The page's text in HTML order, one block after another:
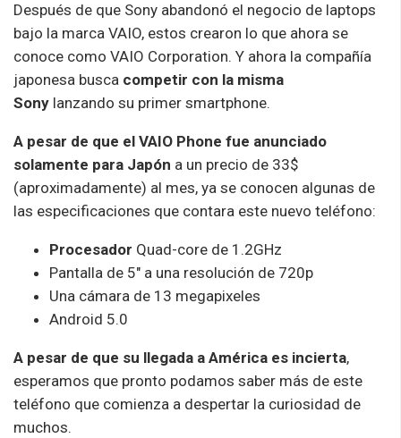
Después de que Sony abandonó el negocio de laptops
bajo la marca VAIO, estos crearon lo que ahora se
conoce como VAIO Corporation. Y ahora la compañía
japonesa busca competir con la misma
Sony lanzando su primer smartphone.
A pesar de que el VAIO Phone fue anunciado
solamente para Japón a un precio de 33$
(aproximadamente) al mes, ya se conocen algunas de
las especificaciones que contara este nuevo teléfono:
Procesador Quad-core de 1.2GHz
Pantalla de 5″ a una resolución de 720p
Una cámara de 13 megapixeles
Android 5.0
A pesar de que su llegada a América es incierta,
esperamos que pronto podamos saber más de este
teléfono que comienza a despertar la curiosidad de
muchos.